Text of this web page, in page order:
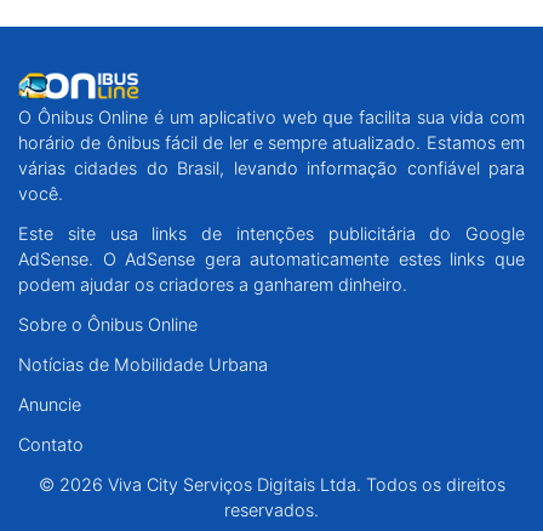
O Ônibus Online é um aplicativo web que facilita sua vida com
horário de ônibus fácil de ler e sempre atualizado. Estamos em
várias cidades do Brasil, levando informação confiável para
você.
Este site usa links de intenções publicitária do Google
AdSense. O AdSense gera automaticamente estes links que
podem ajudar os criadores a ganharem dinheiro.
Sobre o Ônibus Online
Notícias de Mobilidade Urbana
Anuncie
Contato
© 2026 Viva City Serviços Digitais Ltda. Todos os direitos
reservados.